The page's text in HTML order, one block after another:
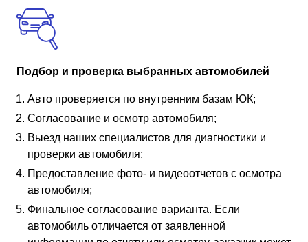
Подбор и проверка выбранных автомобилей
Авто проверяется по внутренним базам ЮК;
Согласование и осмотр автомобиля;
Выезд наших специалистов для диагностики и
проверки автомобиля;
Предоставление фото- и видеоотчетов с осмотра
автомобиля;
Финальное согласование варианта. Если
автомобиль отличается от заявленной